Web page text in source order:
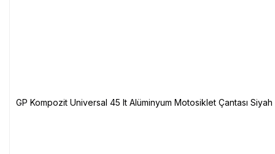
GP Kompozit Universal 45 lt Alüminyum Motosiklet Çantası Siyah